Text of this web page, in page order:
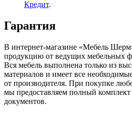
Кредит.
Гарантия
В интернет-магазине «Мебель
продукцию от ведущих мебельных
Вся мебель выполнена только из
материалов и имеет все
от производителя. При покупке
мы предоставляем полный
документов.